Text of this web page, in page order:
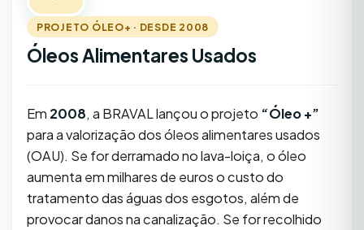
PROJETO ÓLEO+ · DESDE 2008
Óleos Alimentares Usados
Em 2008, a BRAVAL lançou o projeto “Óleo +”
para a valorização dos óleos alimentares usados
(OAU). Se for derramado no lava-loiça, o óleo
aumenta em milhares de euros o custo do
tratamento das águas dos esgotos, além de
provocar danos na canalização. Se for recolhido